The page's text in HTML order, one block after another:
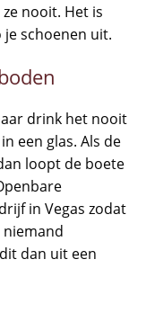
nooit. Het is
schoenen uit.
drink het nooit
een glas. Als de
loopt de boete
in Vegas zodat
niemand
dan uit een